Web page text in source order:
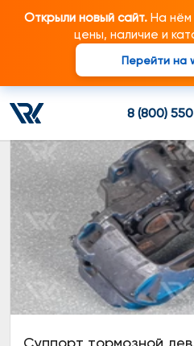
Открыли новый сайт.На нём
цены, наличие и
Перейти на
8 (800)
Суппорт тормозной